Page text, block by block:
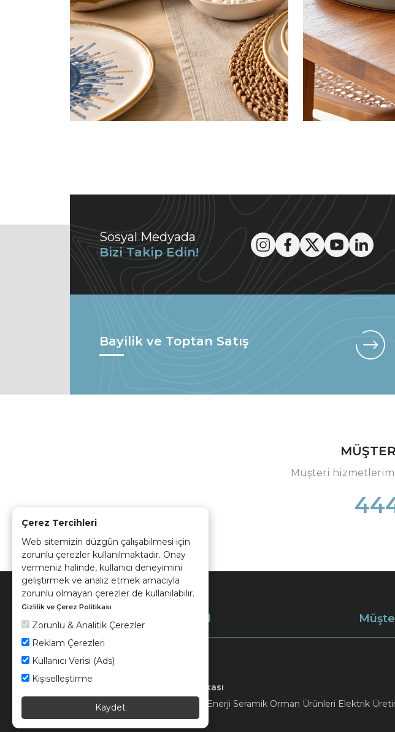
Çerez Tercihleri
Web sitemizin düzgün çalışabilmesi için
zorunlu çerezler kullanılmaktadır. Onay
vermeniz halinde, kullanıcı deneyimini
geliştirmek ve analiz etmek amacıyla
zorunlu olmayan çerezler de kullanılabilir.
Gizlilik ve Çerez Politikası
Zorunlu & Analitik Çerezler
Reklam Çerezleri
Kullanıcı Verisi (Ads)
Kişiselleştirme
Kaydet
Sosyal Medyada
Bizi Takip Edin!
Bayilik ve Toptan Satış
Müşteri
Kurumsal
Kvkk ve Çerez Politikası
© 2026 Ünsa Madencilik Turizm Enerji Seramik Orman Ürünleri Elektrik